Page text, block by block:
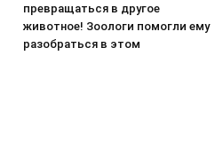
превращаться в другое
животное! Зоологи помогли ему
разобраться в этом